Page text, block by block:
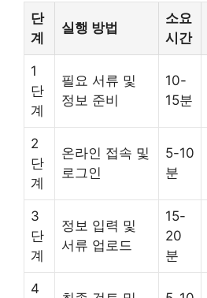
단
계
실행 방법
소요
시간
1
단
계
필요 서류 및
정보 준비
10-
15분
2
단
계
온라인 접속 및
로그인
5-10
분
3
단
계
정보 입력 및
서류 업로드
15-
20
분
4